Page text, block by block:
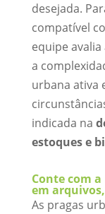
desejada.
compatível
equipe
a
urbana ativa
indicada na
estoques e
Conte com
em
As pragas